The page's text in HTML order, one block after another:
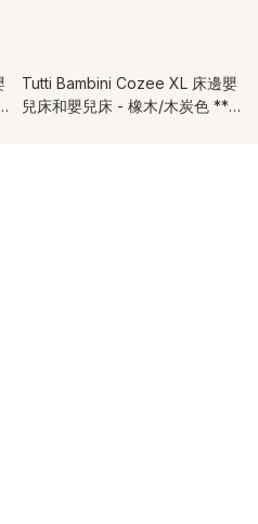
Tutti Bambini Cozee XL 床邊嬰
兒床和嬰兒床 - 橡木/木炭色 **